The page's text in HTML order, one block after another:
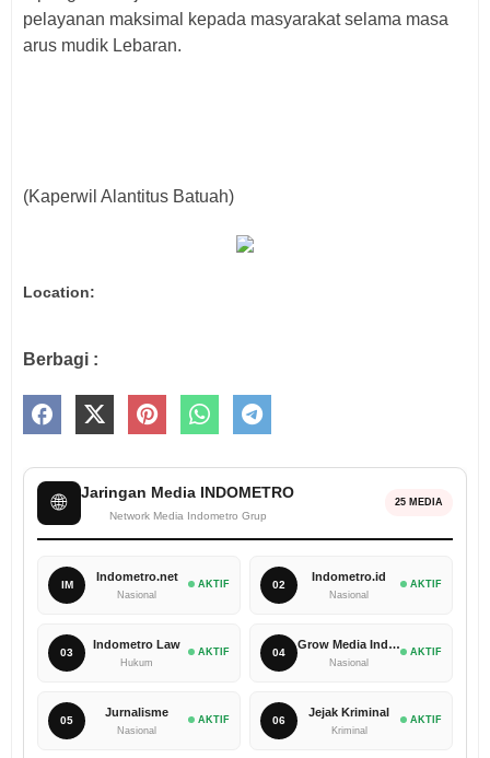
pelayanan maksimal kepada masyarakat selama masa
arus mudik Lebaran.
(Kaperwil Alantitus Batuah)
Location:
Berbagi :
🌐 Jaringan Media INDOMETRO
Network Media Indometro Grup
25 MEDIA
IM
Indometro.net
Nasional
AKTIF 02
Indometro.id
Nasional
AKTIF
03
Indometro Law
Hukum
AKTIF 04
Grow Media Indonesia
Nasional
AKTIF
05
Jurnalisme
Nasional
AKTIF 06
Jejak Kriminal
Kriminal
AKTIF